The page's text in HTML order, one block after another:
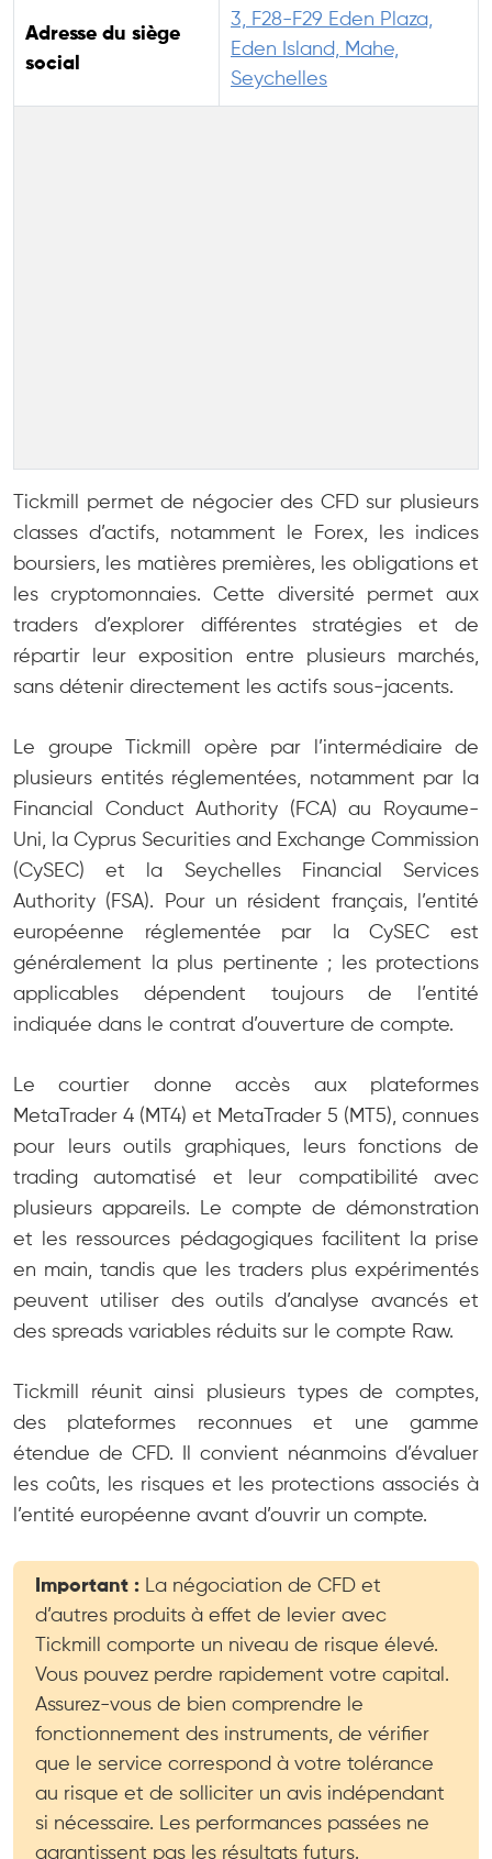
Adresse du siège
social
3, F28-F29 Eden Plaza,
Eden Island, Mahe,
Seychelles
Tickmill permet de négocier des CFD sur plusieurs
classes d’actifs, notamment le Forex, les indices
boursiers, les matières premières, les obligations et
les cryptomonnaies. Cette diversité permet aux
traders d’explorer différentes stratégies et de
répartir leur exposition entre plusieurs marchés,
sans détenir directement les actifs sous-jacents.
Le groupe Tickmill opère par l’intermédiaire de
plusieurs entités réglementées, notamment par la
Financial Conduct Authority (FCA) au Royaume-
Uni, la Cyprus Securities and Exchange Commission
(CySEC) et la Seychelles Financial Services
Authority (FSA). Pour un résident français, l’entité
européenne réglementée par la CySEC est
généralement la plus pertinente ; les protections
applicables dépendent toujours de l’entité
indiquée dans le contrat d’ouverture de compte.
Le courtier donne accès aux plateformes
MetaTrader 4 (MT4) et MetaTrader 5 (MT5), connues
pour leurs outils graphiques, leurs fonctions de
trading automatisé et leur compatibilité avec
plusieurs appareils. Le compte de démonstration
et les ressources pédagogiques facilitent la prise
en main, tandis que les traders plus expérimentés
peuvent utiliser des outils d’analyse avancés et
des spreads variables réduits sur le compte Raw.
Tickmill réunit ainsi plusieurs types de comptes,
des plateformes reconnues et une gamme
étendue de CFD. Il convient néanmoins d’évaluer
les coûts, les risques et les protections associés à
l’entité européenne avant d’ouvrir un compte.
Important : La négociation de CFD et
d’autres produits à effet de levier avec
Tickmill comporte un niveau de risque élevé.
Vous pouvez perdre rapidement votre capital.
Assurez-vous de bien comprendre le
fonctionnement des instruments, de vérifier
que le service correspond à votre tolérance
au risque et de solliciter un avis indépendant
si nécessaire. Les performances passées ne
garantissent pas les résultats futurs.